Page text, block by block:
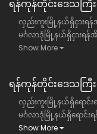
ရန်​ကုန်တိုင်းဒေသကြီး​
လှည်းကူးမြို့နယ်ရှိငှားရန်အိ
မင်္ဂလာဒုံမြို့နယ်ရှိငှားရန်အိမ်
Show More
ရန်ကုန်တိုင်းဒေသကြီး​
လှည်းကူးမြို့နယ်ရှိရောင်းရ
မင်္ဂလာဒုံမြို့နယ်ရှိရောင်းရ
Show More